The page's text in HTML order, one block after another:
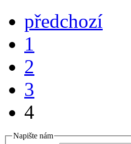
předchozí
1
2
3
4
Napište nám